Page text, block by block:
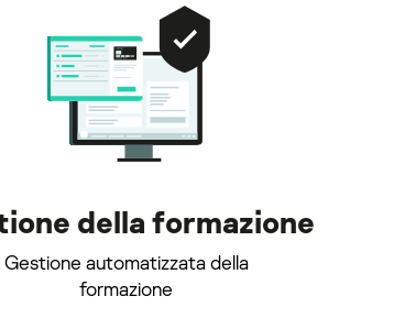
della formazione
Gestione automatizzata della
formazione